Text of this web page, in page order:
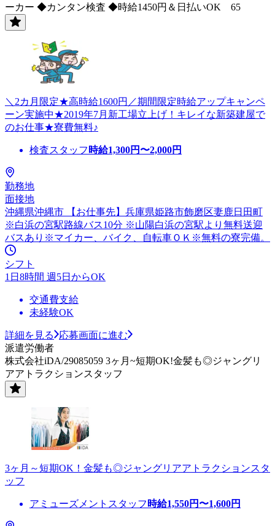
ーカー ◆カンタン検査 ◆時給1450円＆日払いOK 65
＼2カ月限定★高時給1600円／期間限定時給アップキャンペ
ーン実施中★2019年7月新工場立上げ！キレイな新築建屋で
のお仕事★寮費無料♪
検査スタッフ 時給1,300円〜2,000円
勤務地
面接地
沖縄県沖縄市 【お仕事先】兵庫県姫路市飾磨区妻鹿日田町
※白浜の宮駅路線バス10分 ※山陽白浜の宮駅より無料送迎
バスあり※マイカー、バイク、自転車ＯＫ※無料の寮完備。
シフト
1日8時間 週5日からOK
交通費支給
未経験OK
詳細を見る
応募画面に進む
派遣労働者
株式会社iDA/29085059 3ヶ月~短期OK!金髪も◎ジャングリ
アアトラクションスタッフ
3ヶ月～短期OK！金髪も◎ジャングリアアトラクションスタ
ッフ
アミューズメントスタッフ 時給1,550円〜1,600円